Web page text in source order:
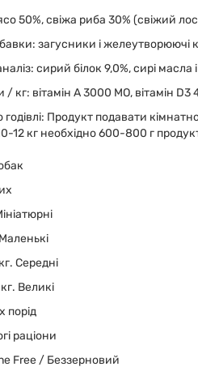
50%, свіжа риба 30% (свіжий
загусники і желеутворюючі
сирий білок 9,0%, сирі масла
/ кг: вітамін А 3000 МО, вітамін D3
годівлі: Продукт подавати
12 кг необхідно 600-800 г
Середні
Великі
порід
раціони
Free / Беззерновий